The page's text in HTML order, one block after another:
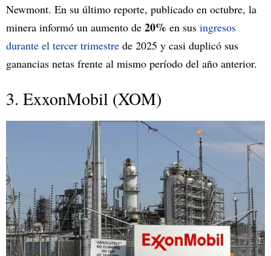
Newmont. En su último reporte, publicado en octubre, la
minera informó un aumento de 20% en sus ingresos
durante el tercer trimestre de 2025 y casi duplicó sus
ganancias netas frente al mismo período del año anterior.
3. ExxonMobil (XOM)